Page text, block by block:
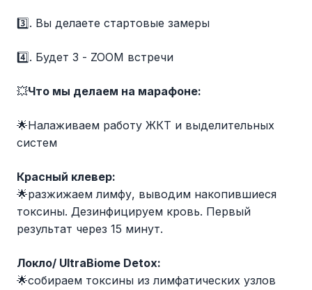
3️⃣. Вы делаете стартовые замеры
4️⃣. Будет 3 - ZOOM встречи
💥Что мы делаем на марафоне:
🌟Налаживаем работу ЖКТ и выделительных
систем
Красный клевер:
🌟разжижаем лимфу, выводим накопившиеся
токсины. Дезинфицируем кровь. Первый
результат через 15 минут.
Локло/ UltraBiome Detox:
🌟собираем токсины из лимфатических узлов